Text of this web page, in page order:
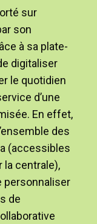
sur
son
à sa plate-
digitaliser
le quotidien
d’une
En effet,
des
(accessibles
la centrale),
personnaliser
de